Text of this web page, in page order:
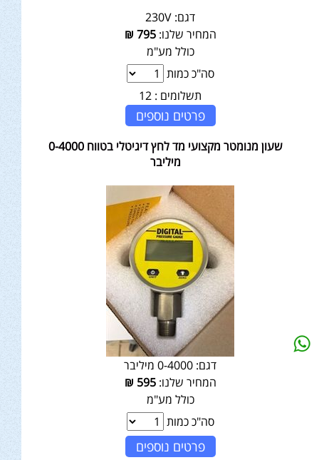
דגם: 230V
המחיר שלנו:795
₪
כולל מע"מ
סה"כ כמות
תשלומים : 12
פרטים נוספים
שעון מנומטר מקצועי מד לחץ דיגיטלי בטווח 0-4000
מיליבר
דגם: 0-4000 מיליבר
המחיר שלנו:595
₪
כולל מע"מ
סה"כ כמות
פרטים נוספים